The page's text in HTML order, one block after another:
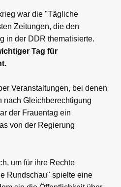
war die "Tägliche
Zeitungen, die den
in der DDR thematisierte.
Tag für
Veranstaltungen, bei denen
nach Gleichberechtigung
der Frauentag ein
von der Regierung
um für ihre Rechte
Rundschau" spielte eine